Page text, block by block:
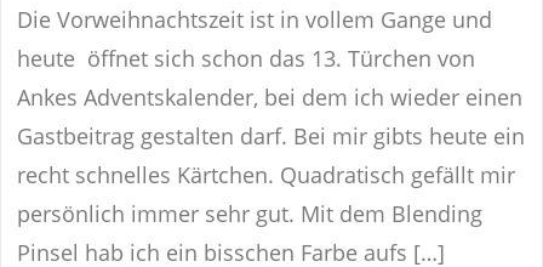
Die Vorweihnachtszeit ist in vollem Gange und
heute öffnet sich schon das 13. Türchen von
Ankes Adventskalender, bei dem ich wieder einen
Gastbeitrag gestalten darf. Bei mir gibts heute ein
recht schnelles Kärtchen. Quadratisch gefällt mir
persönlich immer sehr gut. Mit dem Blending
Pinsel hab ich ein bisschen Farbe aufs […]